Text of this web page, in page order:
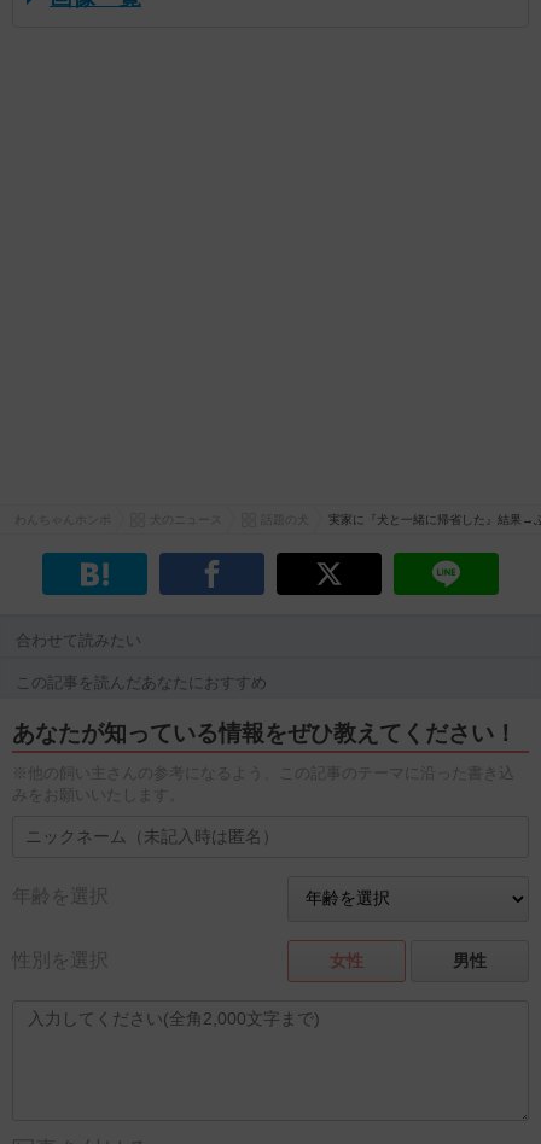
実家に『犬と一緒に帰省した』結果→
合わせて読みたい
この記事を読んだあなたにおすすめ
あなたが知っている情報をぜひ教えてください！
※他の飼い主さんの参考になるよう、この記事のテーマに沿った書き込
みをお願いいたします。
年齢を選択
性別を選択 女性 男性